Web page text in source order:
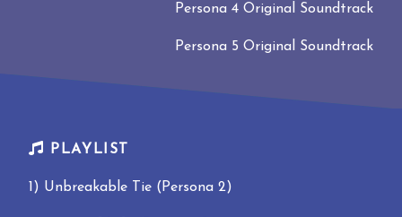
Persona 4 Original Soundtrack
Persona 5 Original Soundtrack
PLAYLIST
1) Unbreakable Tie (Persona 2)